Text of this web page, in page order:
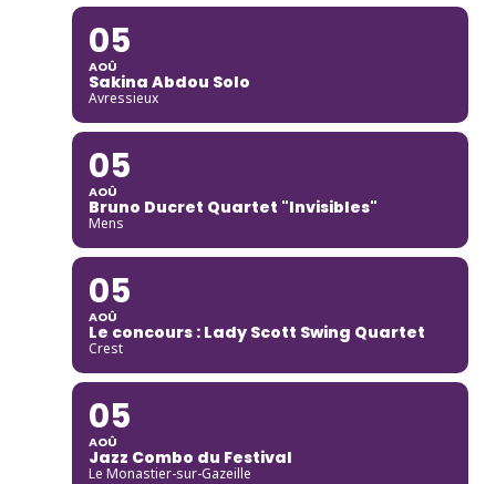
05
AOÛ
Sakina Abdou Solo
Avressieux
05
AOÛ
Bruno Ducret Quartet "Invisibles"
Mens
05
AOÛ
Le concours : Lady Scott Swing Quartet
Crest
05
AOÛ
Jazz Combo du Festival
Le Monastier-sur-Gazeille